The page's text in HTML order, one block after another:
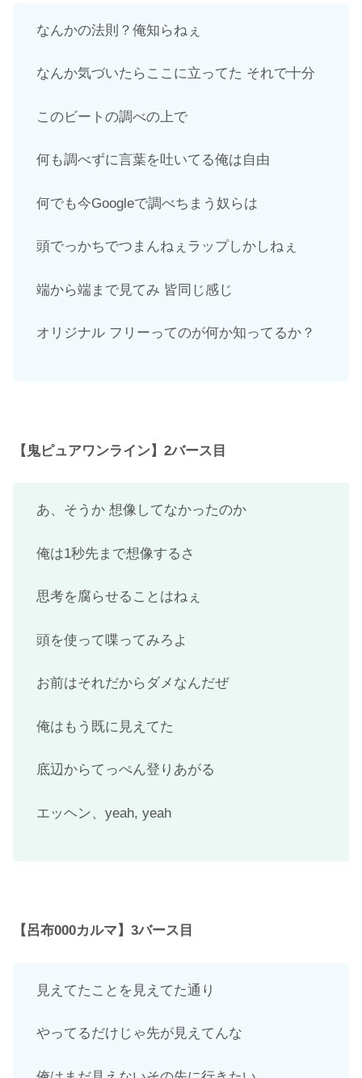
なんかの法則？俺知らねぇ
なんか気づいたらここに立ってた それで十分
このビートの調べの上で
何も調べずに言葉を吐いてる俺は自由
何でも今Googleで調べちまう奴らは
頭でっかちでつまんねぇラップしかしねぇ
端から端まで見てみ 皆同じ感じ
オリジナル フリーってのが何か知ってるか？
【鬼ピュアワンライン】2バース目
あ、そうか 想像してなかったのか
俺は1秒先まで想像するさ
思考を腐らせることはねぇ
頭を使って喋ってみろよ
お前はそれだからダメなんだぜ
俺はもう既に見えてた
底辺からてっぺん登りあがる
エッヘン、yeah, yeah
【呂布000カルマ】3バース目
見えてたことを見えてた通り
やってるだけじゃ先が見えてんな